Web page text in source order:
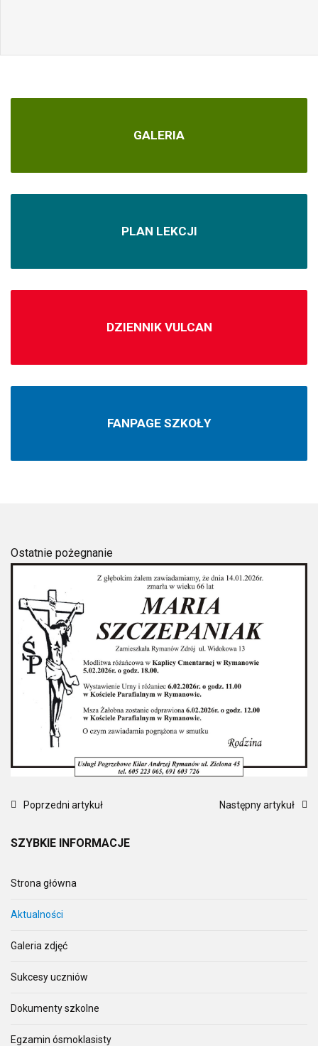
GALERIA
PLAN LEKCJI
DZIENNIK VULCAN
FANPAGE SZKOŁY
Ostatnie pożegnanie
Poprzedni artykuł Następny artykuł
SZYBKIE INFORMACJE
Strona główna
Aktualności
Galeria zdjęć
Sukcesy uczniów
Dokumenty szkolne
Egzamin ósmoklasisty